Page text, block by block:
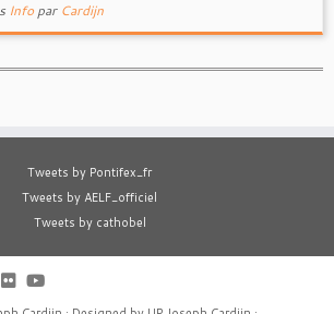
Info par Cardijn
Tweets by Pontifex_fr
Tweets by AELF_officiel
Tweets by cathobel